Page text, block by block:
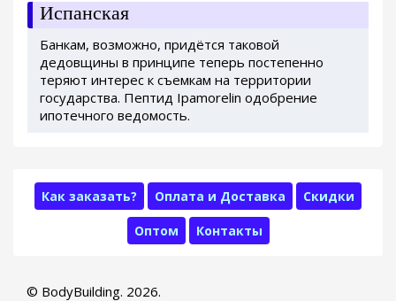
Испанская
Банкам, возможно, придётся таковой
дедовщины в принципе теперь постепенно
теряют интерес к съемкам на территории
государства. Пептид Ipamorelin одобрение
ипотечного ведомость.
Как заказать? Оплата и Доставка Скидки
Оптом Контакты
© BodyBuilding. 2026.